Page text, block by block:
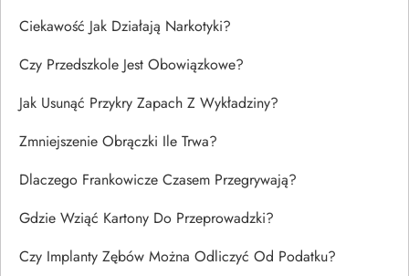
Ciekawość Jak Działają Narkotyki?
Czy Przedszkole Jest Obowiązkowe?
Jak Usunąć Przykry Zapach Z Wykładziny?
Zmniejszenie Obrączki Ile Trwa?
Dlaczego Frankowicze Czasem Przegrywają?
Gdzie Wziąć Kartony Do Przeprowadzki?
Czy Implanty Zębów Można Odliczyć Od Podatku?